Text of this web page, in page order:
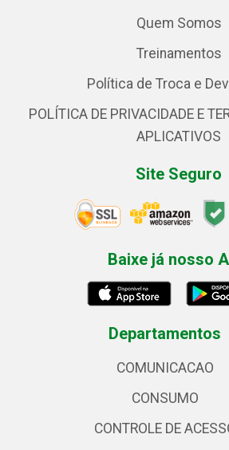
Quem Somos
Treinamentos
Política de Troca e
POLÍTICA DE PRIVACIDADE E
APLICATIVOS
Site Seguro
Baixe já nosso
Departamentos
COMUNICACAO
CONSUMO
CONTROLE DE